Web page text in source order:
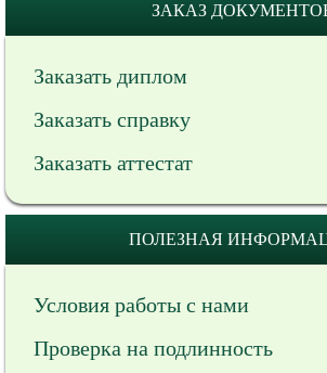
ЗАКАЗ
Заказать диплом
Заказать справку
Заказать аттестат
ПОЛЕЗНАЯ
Условия работы с нами
Проверка на подлинность